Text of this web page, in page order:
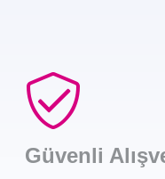
Güvenli